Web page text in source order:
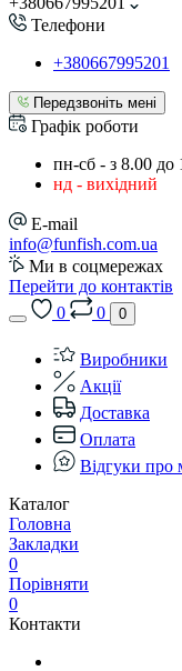
Телефони
+380667995201
Передзвоніть мені
Графік роботи
пн-сб - з 8.00 до
нд - вихідний
E-mail
info@funfish.com.ua
Ми в соцмережах
Перейти до контактів
0
0 0
Виробники
Акції
Доставка
Оплата
Відгуки про
Каталог
Головна
Закладки
0
Порівняти
0
Контакти